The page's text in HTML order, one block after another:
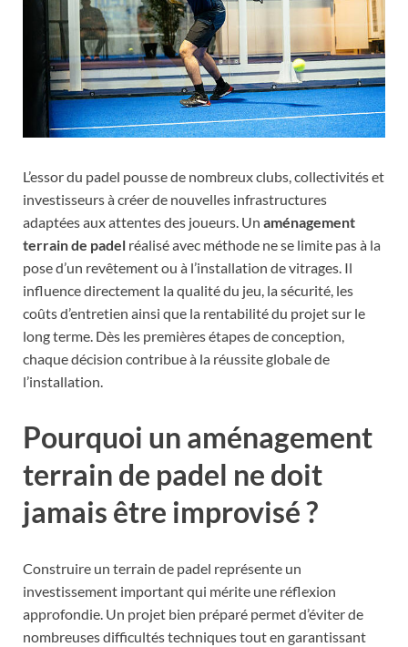
L’essor du padel pousse de nombreux clubs, collectivités et
investisseurs à créer de nouvelles infrastructures
adaptées aux attentes des joueurs. Un aménagement
terrain de padel réalisé avec méthode ne se limite pas à la
pose d’un revêtement ou à l’installation de vitrages. Il
influence directement la qualité du jeu, la sécurité, les
coûts d’entretien ainsi que la rentabilité du projet sur le
long terme. Dès les premières étapes de conception,
chaque décision contribue à la réussite globale de
l’installation.
Pourquoi un aménagement
terrain de padel ne doit
jamais être improvisé ?
Construire un terrain de padel représente un
investissement important qui mérite une réflexion
approfondie. Un projet bien préparé permet d’éviter de
nombreuses difficultés techniques tout en garantissant